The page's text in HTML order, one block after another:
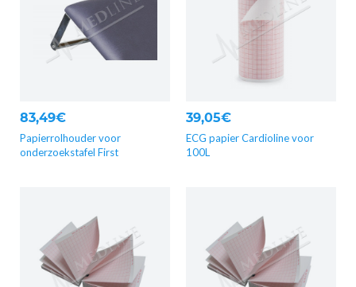
83,49€
Papierrolhouder voor
onderzoekstafel First
39,05€
ECG papier Cardioline voor
100L